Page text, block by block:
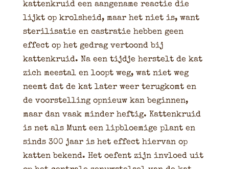
kattenkruid een aangename reactie die
lijkt op krolsheid, maar het niet is, want
sterilisatie en castratie hebben geen
effect op het gedrag vertoond bij
kattenkruid. Na een tijdje herstelt de kat
zich meestal en loopt weg, wat niet weg
neemt dat de kat later weer terugkomt en
de voorstelling opnieuw kan beginnen,
maar dan vaak minder heftig. Kattenkruid
is net als Munt een lipbloemige plant en
sinds 300 jaar is het effect hiervan op
katten bekend. Het oefent zijn invloed uit